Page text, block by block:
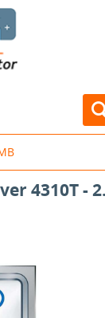
4310T -